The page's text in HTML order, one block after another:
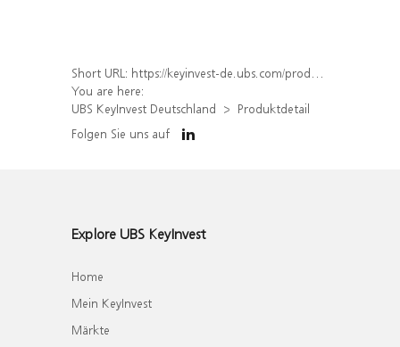
Short URL: https://keyinvest-de.ubs.com/produkt/detail/index/isin/DE000WA68R28
You are here:
UBS KeyInvest Deutschland
Produktdetail
Folgen Sie uns auf
Explore UBS KeyInvest
Home
Mein KeyInvest
Märkte